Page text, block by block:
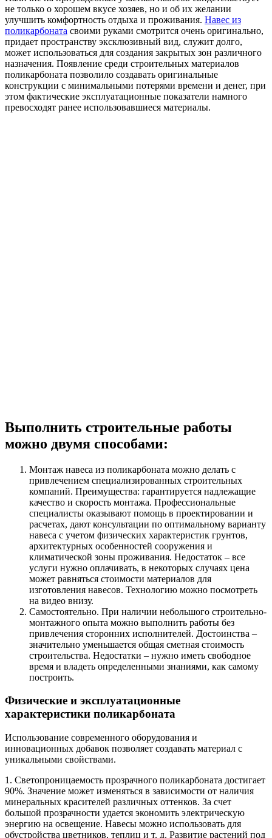
не только о хорошем вкусе хозяев, но и об их желании
улучшить комфортность отдыха и проживания. Навес из
поликарбоната своими руками смотрится очень оригинально,
придает пространству эксклюзивный вид, служит долго,
может использоваться для создания закрытых зон различного
назначения. Появление среди строительных материалов
поликарбоната позволило создавать оригинальные
конструкции с минимальными потерями времени и денег, при
этом фактические эксплуатационные показатели намного
превосходят ранее использовавшиеся материалы.
Выполнить строительные работы
можно двумя способами:
Монтаж навеса из поликарбоната можно делать с
привлечением специализированных строительных
компаний. Преимущества: гарантируется надлежащие
качество и скорость монтажа. Профессиональные
специалисты оказывают помощь в проектировании и
расчетах, дают консультации по оптимальному варианту
навеса с учетом физических характеристик грунтов,
архитектурных особенностей сооружения и
климатической зоны проживания. Недостаток – все
услуги нужно оплачивать, в некоторых случаях цена
может равняться стоимости материалов для
изготовления навесов. Технологию можно посмотреть
на видео внизу.
Самостоятельно. При наличии небольшого строительно-
монтажного опыта можно выполнить работы без
привлечения сторонних исполнителей. Достоинства –
значительно уменьшается общая сметная стоимость
строительства. Недостатки – нужно иметь свободное
время и владеть определенными знаниями, как самому
построить.
Физические и эксплуатационные
характеристики поликарбоната
Использование современного оборудования и
инновационных добавок позволяет создавать материал с
уникальными свойствами.
1. Светопроницаемость прозрачного поликарбоната достигает
90%. Значение может изменяться в зависимости от наличия
минеральных красителей различных оттенков. За счет
большой прозрачности удается экономить электрическую
энергию на освещение. Навесы можно использовать для
обустройства цветников, теплиц и т. д. Развитие растений под